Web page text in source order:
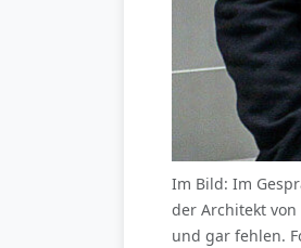
Im Bild: Im
der Architekt
und gar fehlen.